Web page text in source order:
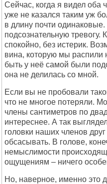
Сейчас, когда я видел оба
уже не казался таким уж
в длину почти
подсознательную
спокойно, без истерик.
вина, которую мы распили
быть у неё самой были
она не делилась со мной.
Если вы не пробовали
что не многое потеряли.
члены сантиметров по
интереснее. А так
головки наших членов
обсасывать. В голове,
немыслимости
ощущениям – ничего
Но, наверное, именно это